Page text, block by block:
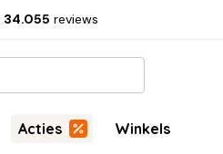
34.055 reviews
Acties Winkels